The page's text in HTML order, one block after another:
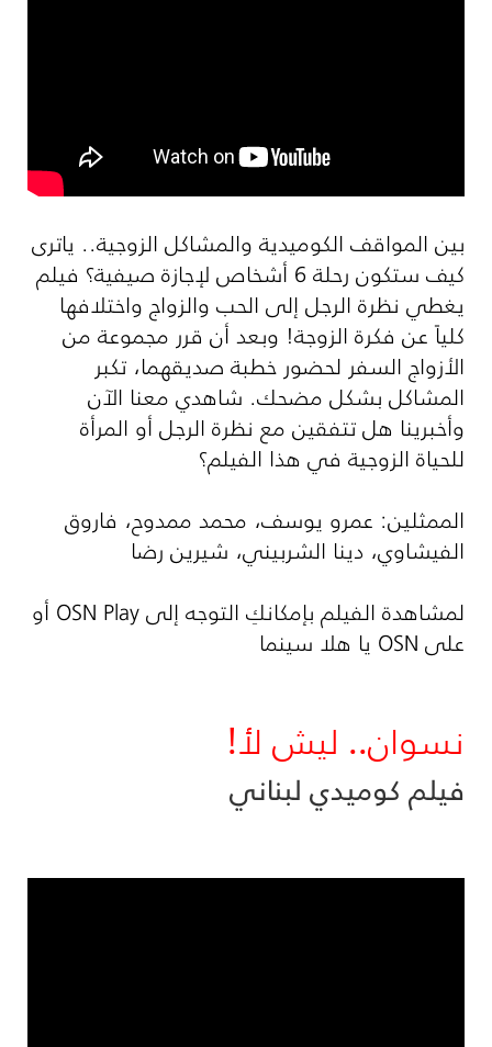
بين المواقف الكوميدية والمشاكل الزوجية.. ياترى
كيف ستكون رحلة 6 أشخاص لإجازة صيفية؟ فيلم
يغطي نظرة الرجل إلى الحب والزواج واختلافها
كلياً عن فكرة الزوجة! وبعد أن قرر مجموعة من
الأزواج السفر لحضور خطبة صديقهما، تكبر
المشاكل بشكل مضحك. شاهدي معنا الآن
وأخبرينا هل تتفقين مع نظرة الرجل أو المرأة
للحياة الزوجية في هذا الفيلم؟
الممثلين: عمرو يوسف، محمد ممدوح، فاروق
الفيشاوي، دينا الشربيني، شيرين رضا
لمشاهدة الفيلم بإمكانكِ التوجه إلىOSN Play أو
علىOSN يا هلا سينما
نسوان.. ليش لأ!
فيلم كوميدي لبناني